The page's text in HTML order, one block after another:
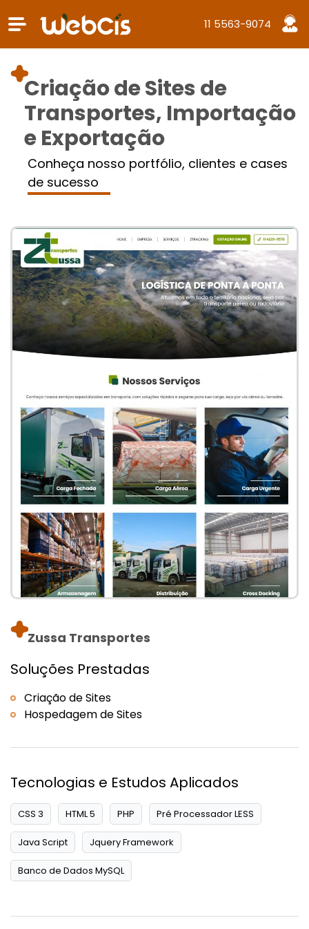
11 5563-9074
Criação de Sites de
Transportes, Importação
e Exportação
Conheça nosso portfólio, clientes e cases
de sucesso
Zussa Transportes
Soluções Prestadas
Criação de Sites
Hospedagem de Sites
Tecnologias e Estudos Aplicados
CSS 3 HTML 5 PHP Pré Processador LESS
Java Script Jquery Framework
Banco de Dados MySQL